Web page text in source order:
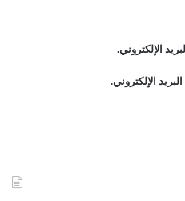
الإلكتروني.
الإلكتروني.